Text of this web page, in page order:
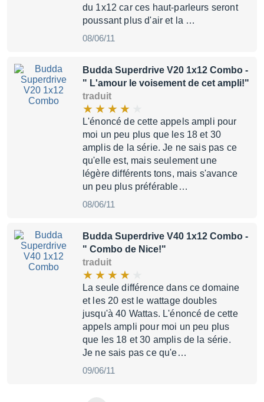
du 1x12 car ces haut-parleurs seront
poussant plus d'air et la …
08/06/11
Budda Superdrive V20 1x12 Combo -
" L'amour le voisement de cet ampli!"
traduit
L'énoncé de cette appels ampli pour
moi un peu plus que les 18 et 30
amplis de la série. Je ne sais pas ce
qu'elle est, mais seulement une
légère différents tons, mais s'avance
un peu plus préférable…
08/06/11
Budda Superdrive V40 1x12 Combo -
" Combo de Nice!"
traduit
La seule différence dans ce domaine
et les 20 est le wattage doubles
jusqu'à 40 Wattas. L'énoncé de cette
appels ampli pour moi un peu plus
que les 18 et 30 amplis de la série.
Je ne sais pas ce qu'e…
09/06/11